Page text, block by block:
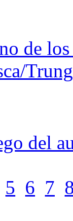
de
del
5 6 7